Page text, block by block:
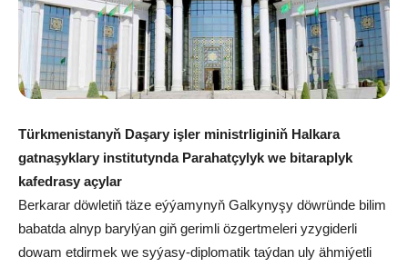
Türkmenistanyň Daşary işler ministrliginiň Halkara
gatnaşyklary institutynda Parahatçylyk we bitaraplyk
kafedrasy açylar
Berkarar döwletiň täze eýýamynyň Galkynyşy döwründe bilim
babatda alnyp barylýan giň gerimli özgertmeleri yzygiderli
dowam etdirmek we syýasy-diplomatik taýdan uly ähmiýetli